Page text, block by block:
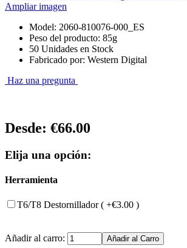
Ampliar imagen
Model: 2060-810076-000_ES
Peso del producto: 85g
50 Unidades en Stock
Fabricado por: Western Digital
Haz una pregunta
Desde: €66.00
Elija una opción:
Herramienta
T6/T8 Destornillador ( +€3.00 )
Añadir al carro: